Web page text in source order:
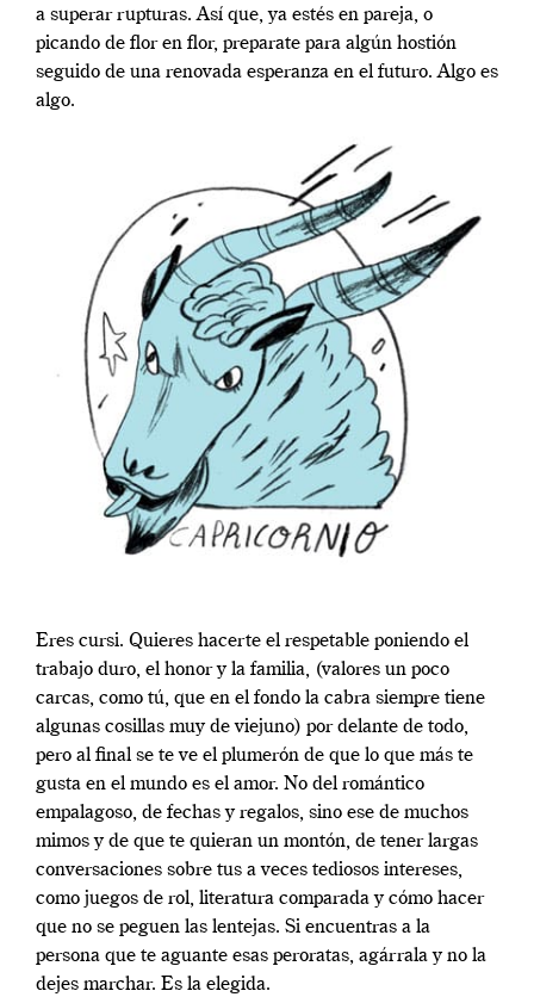
a superar rupturas. Así que, ya estés en pareja, o
picando de flor en flor, preparate para algún hostión
seguido de una renovada esperanza en el futuro. Algo es
algo.
Eres cursi. Quieres hacerte el respetable poniendo el
trabajo duro, el honor y la familia, (valores un poco
carcas, como tú, que en el fondo la cabra siempre tiene
algunas cosillas muy de viejuno) por delante de todo,
pero al final se te ve el plumerón de que lo que más te
gusta en el mundo es el amor. No del romántico
empalagoso, de fechas y regalos, sino ese de muchos
mimos y de que te quieran un montón, de tener largas
conversaciones sobre tus a veces tediosos intereses,
como juegos de rol, literatura comparada y cómo hacer
que no se peguen las lentejas. Si encuentras a la
persona que te aguante esas peroratas, agárrala y no la
dejes marchar. Es la elegida.